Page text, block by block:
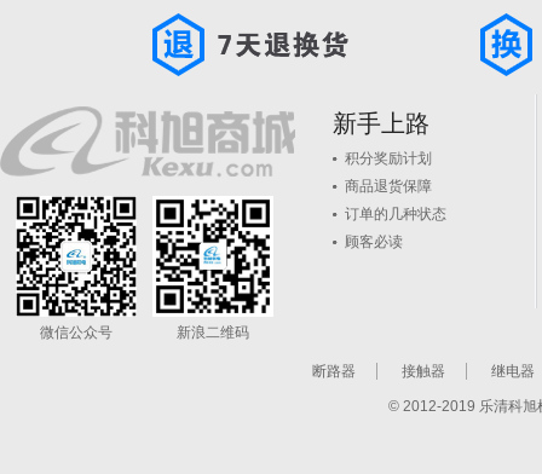
微信公众号 新浪二维码
新手上路
积分奖励计划
商品退货保障
订单的几种状态
顾客必读
断路器 接触器 继电器
© 2012-2019 乐清科旭